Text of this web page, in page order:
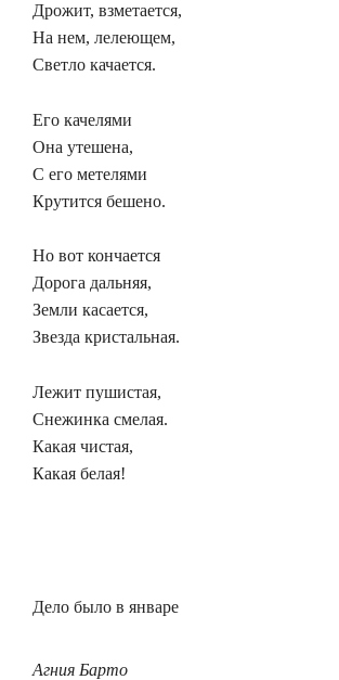
Дрожит, взметается,
На нем, лелеющем,
Светло качается.
Его качелями
Она утешена,
С его метелями
Крутится бешено.
Но вот кончается
Дорога дальняя,
Земли касается,
Звезда кристальная.
Лежит пушистая,
Снежинка смелая.
Какая чистая,
Какая белая!
Дело было в январе
Агния Барто